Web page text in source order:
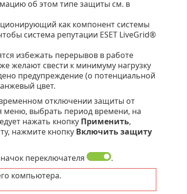
об этом типе защиты см. в
как компонент системы
система репутации ESET LiveGrid®
избежать перерывов в работе
желают свести к минимуму нагрузку
предупреждение (о потенциальной
цвет.
отключении защиты от
выбрать период времени, на
нажать кнопку Применить,
нажмите кнопку Включить защиту
переключателя
.
компьютера.